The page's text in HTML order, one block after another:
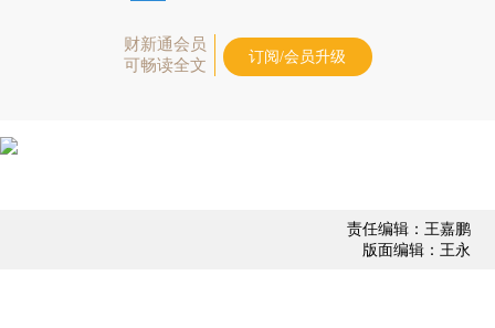
财新通会员
可畅读全文
订阅/会员升级
责任编辑：王嘉鹏
版面编辑：王永